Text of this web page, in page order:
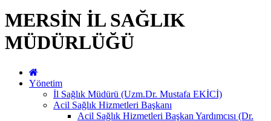
MERSİN İL SAĞLIK
MÜDÜRLÜĞÜ
Yönetim
İl Sağlık Müdürü (Uzm.Dr. Mustafa EKİCİ)
Acil Sağlık Hizmetleri Başkanı
Acil Sağlık Hizmetleri Başkan Yardımcısı (Dr.